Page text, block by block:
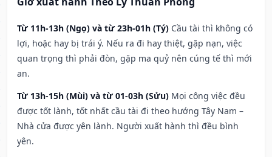
Từ 11h-13h (Ngọ) và từ 23h-01h (Tý) Cầu tài thì không có
lợi, hoặc hay bị trái ý. Nếu ra đi hay thiệt, gặp nạn, việc
quan trọng thì phải đòn, gặp ma quỷ nên cúng tế thì mới
an.
Từ 13h-15h (Mùi) và từ 01-03h (Sửu) Mọi công việc đều
được tốt lành, tốt nhất cầu tài đi theo hướng Tây Nam –
Nhà cửa được yên lành. Người xuất hành thì đều bình
yên.